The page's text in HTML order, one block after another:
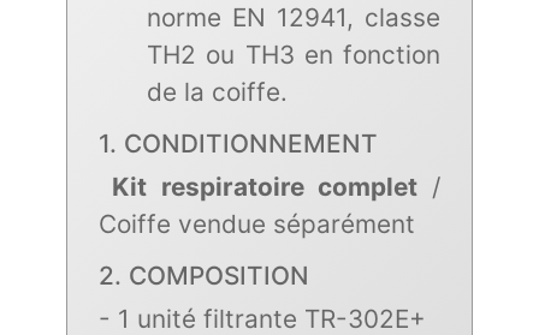
norme EN 12941, classe
TH2 ou TH3 en fonction
de la coiffe.
1. CONDITIONNEMENT
Kit respiratoire complet/
Coiffe vendue séparément
2. COMPOSITION
- 1 unité filtrante TR-302E+